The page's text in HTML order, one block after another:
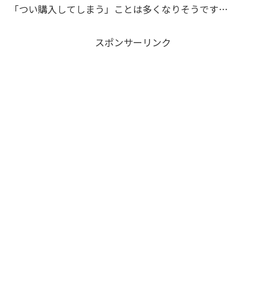
「つい購入してしまう」ことは多くなりそうです…
スポンサーリンク